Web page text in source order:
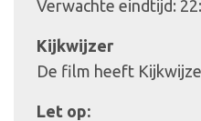
Verwachte eindtijd:
Kijkwijzer
De film heeft
Let op: